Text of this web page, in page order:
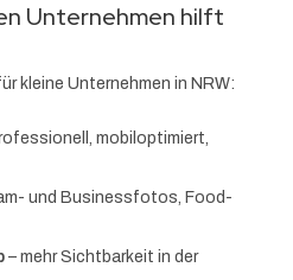
Unternehmen hilft
kleine Unternehmen in NRW:
mobiloptimiert,
und Businessfotos, Food-
– mehr Sichtbarkeit in der